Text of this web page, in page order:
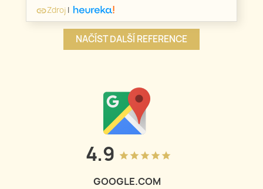
linkZdroj |
NAČÍST DALŠÍ REFERENCE
4.9 grade grade grade grade grade
GOOGLE.COM